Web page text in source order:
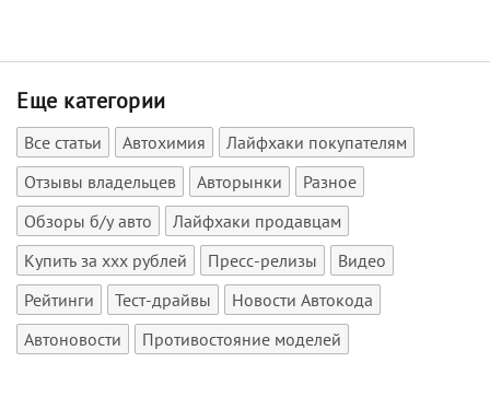
Еще категории
Все статьи Автохимия
Лайфхаки покупателям
Отзывы владельцев
Авторынки
Разное
Обзоры б/у авто
Лайфхаки продавцам
Купить за xxx рублей
Пресс-релизы
Видео
Рейтинги
Тест-драйвы
Новости Автокода
Автоновости
Противостояние моделей